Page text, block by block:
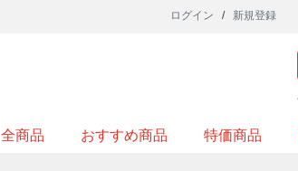
ログイン / 新規登録
全商品 おすすめ商品 特価商品